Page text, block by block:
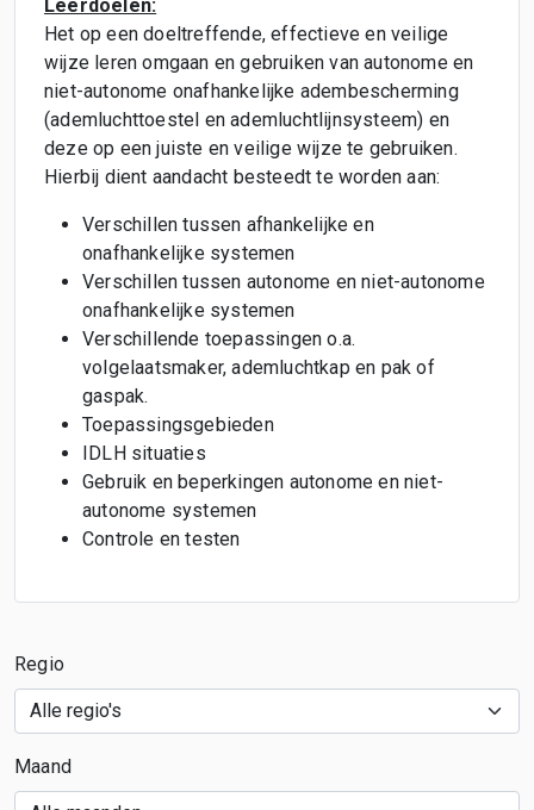
Leerdoelen:
Het op een doeltreffende, effectieve en veilige
wijze leren omgaan en gebruiken van autonome en
niet-autonome onafhankelijke adembescherming
(ademluchttoestel en ademluchtlijnsysteem) en
deze op een juiste en veilige wijze te gebruiken.
Hierbij dient aandacht besteedt te worden aan:
Verschillen tussen afhankelijke en
onafhankelijke systemen
Verschillen tussen autonome en niet-autonome
onafhankelijke systemen
Verschillende toepassingen o.a.
volgelaatsmaker, ademluchtkap en pak of
gaspak.
Toepassingsgebieden
IDLH situaties
Gebruik en beperkingen autonome en niet-
autonome systemen
Controle en testen
Regio
Maand